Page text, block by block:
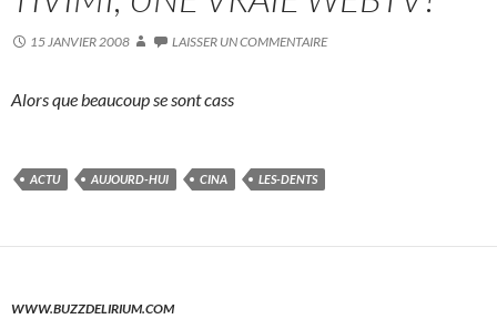
15 JANVIER 2008 LAISSER UN COMMENTAIRE
Alors que beaucoup se sont cass
ACTU AUJOURD-HUI CINA LES-DENTS
WWW.BUZZDELIRIUM.COM